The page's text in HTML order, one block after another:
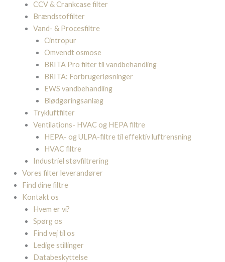
CCV & Crankcase filter
Brændstoffilter
Vand- & Procesfiltre
Cintropur
Omvendt osmose
BRITA Pro filter til vandbehandling
BRITA: Forbrugerløsninger
EWS vandbehandling
Blødgøringsanlæg
Trykluftfilter
Ventilations- HVAC og HEPA filtre
HEPA- og ULPA-filtre til effektiv luftrensning
HVAC filtre
Industriel støvfiltrering
Vores filter leverandører
Find dine filtre
Kontakt os
Hvem er vi?
Spørg os
Find vej til os
Ledige stillinger
Databeskyttelse